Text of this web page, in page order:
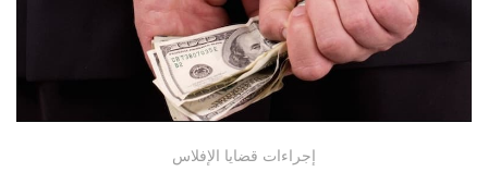
إجراءات قضايا الإفلاس